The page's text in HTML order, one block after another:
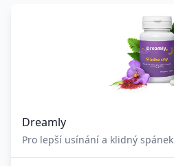
Dreamly
Pro lepší usínání a klidný spánek